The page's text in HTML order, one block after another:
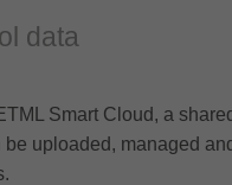
data
Smart Cloud, a shared
uploaded, managed and